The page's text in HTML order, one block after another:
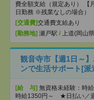
費全額支給（規定あり） 【
日勤務 ※残業なしの場合）
[交通費]交通費支給あり
[勤務地] 瀬戸駅 / 上道(岡山
観音寺市【週1日～
ンで生活サポート[派
[給 与] 無資格未経験：時
時給1350円～ ★日払い／